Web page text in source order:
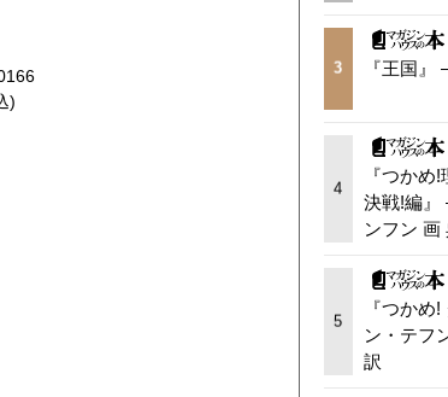
)
3 『王国
4
『つかめ
決戦!編』
ンフン 画
5
『つか
ン・テフ
訳